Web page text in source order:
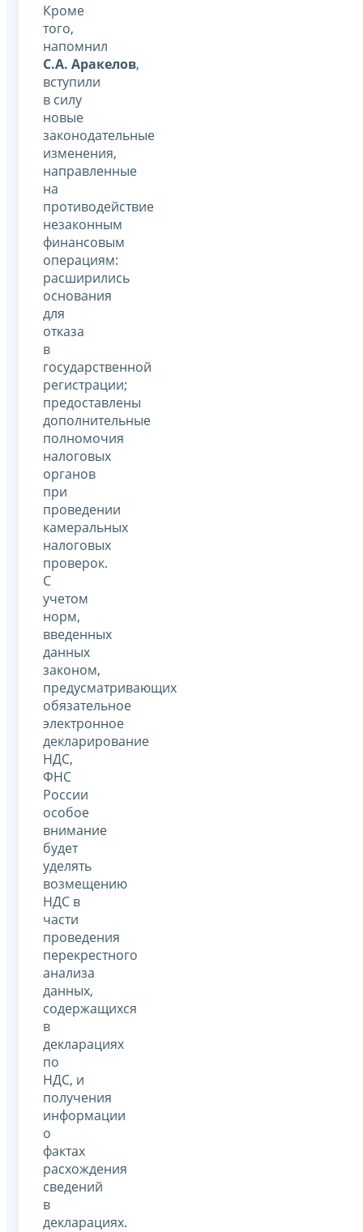
Кроме
того,
напомнил
С.А. Аракелов,
вступили
в силу
новые
законодательные
изменения,
направленные
на
противодействие
незаконным
финансовым
операциям:
расширились
основания
для
отказа
в
государственной
регистрации;
предоставлены
дополнительные
полномочия
налоговых
органов
при
проведении
камеральных
налоговых
проверок.
С
учетом
норм,
введенных
данных
законом,
предусматривающих
обязательное
электронное
декларирование
НДС,
ФНС
России
особое
внимание
будет
уделять
возмещению
НДС в
части
проведения
перекрестного
анализа
данных,
содержащихся
в
декларациях
по
НДС, и
получения
информации
о
фактах
расхождения
сведений
в
декларациях.